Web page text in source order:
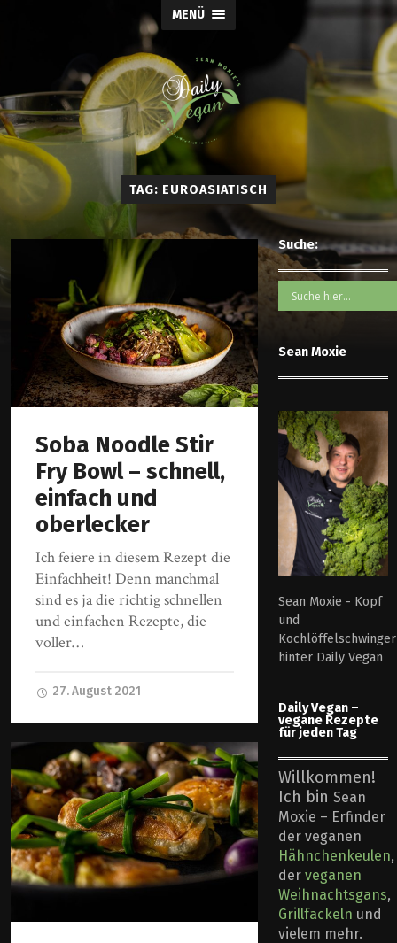
MENÜ
TAG: EUROASIATISCH
Soba Noodle Stir
Fry Bowl – schnell,
einfach und
oberlecker
Ich feiere in diesem Rezept die
Einfachheit! Denn manchmal
sind es ja die richtig schnellen
und einfachen Rezepte, die
voller…
27. August 2021
Suche:
Sean Moxie
Sean Moxie - Kopf
und
Kochlöffelschwinger
hinter Daily Vegan
Daily Vegan –
vegane Rezepte
für jeden Tag
Willkommen!
Ich bin Sean
Moxie – Erfinder
der veganen
Hähnchenkeulen,
der veganen
Weihnachtsgans,
Grillfackeln und
vielem mehr.